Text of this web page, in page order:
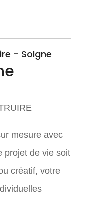
- Solgne
mesure avec
projet de vie soit
créatif, votre